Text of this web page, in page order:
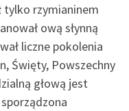
tylko rzymianinem
ową słynną
liczne pokolenia
Święty, Powszechny
głową jest